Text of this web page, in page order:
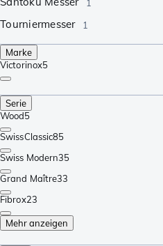
1
Tourniermesser 1
Marke
Victorinox5
Serie
Wood5
SwissClassic85
Swiss Modern35
Grand Maître33
Fibrox23
Mehr anzeigen